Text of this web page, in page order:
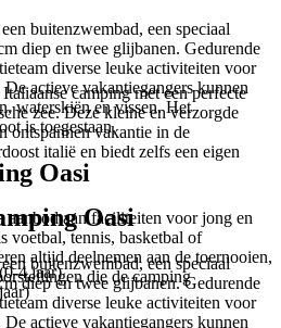
buitenzwembad, een speciaal
diep en twee glijbanen. Gedurende
diverse leuke activiteiten voor
actieve vakantiegangers kunnen
waterskiën en vissen. Het
is toegestaan.
Oasi
aanbod aan faciliteiten voor jong en
voetbal, tennis, basketbal of
altijd deelnemen aan de toernooien,
die de camping
camping met een perfecte
zee. Deze kleine en verzorgde
ontspannen vakantie in de
italië en biedt zelfs een eigen
Oasi
buitenzwembad, een speciaal
diep en twee glijbanen. Gedurende
diverse leuke activiteiten voor
actieve vakantiegangers kunnen
4 jaar)